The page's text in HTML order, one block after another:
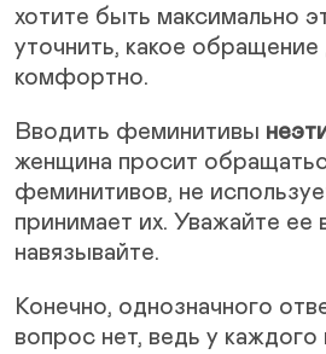
хотите быть максимально
уточнить, какое обращение
комфортно.
Вводить феминитивы
женщина просит
феминитивов, не
принимает их. Уважайте ее
навязывайте.
Конечно, однозначного
вопрос нет, ведь у каждого